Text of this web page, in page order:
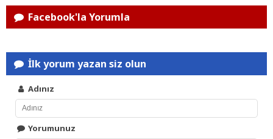
Facebook'la Yorumla
İlk yorum yazan siz olun
Adınız
Yorumunuz